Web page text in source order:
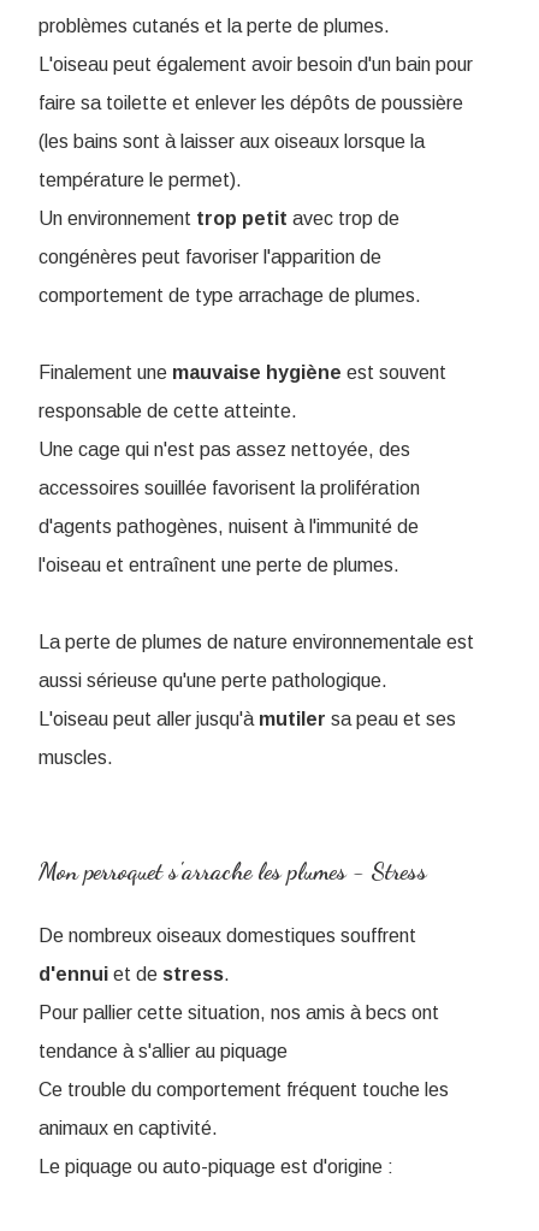
problèmes cutanés et la perte de plumes.
L'oiseau peut également avoir besoin d'un bain pour
faire sa toilette et enlever les dépôts de poussière
(les bains sont à laisser aux oiseaux lorsque la
température le permet).
Un environnement trop petit avec trop de
congénères peut favoriser l'apparition de
comportement de type arrachage de plumes.
Finalement une mauvaise hygiène est souvent
responsable de cette atteinte.
Une cage qui n'est pas assez nettoyée, des
accessoires souillée favorisent la prolifération
d'agents pathogènes, nuisent à l'immunité de
l'oiseau et entraînent une perte de plumes.
La perte de plumes de nature environnementale est
aussi sérieuse qu'une perte pathologique.
L'oiseau peut aller jusqu'à mutiler sa peau et ses
muscles.
Mon perroquet s'arrache les plumes - Stress
De nombreux oiseaux domestiques souffrent
d'ennui et de stress.
Pour pallier cette situation, nos amis à becs ont
tendance à s'allier au piquage
Ce trouble du comportement fréquent touche les
animaux en captivité.
Le piquage ou auto-piquage est d'origine :